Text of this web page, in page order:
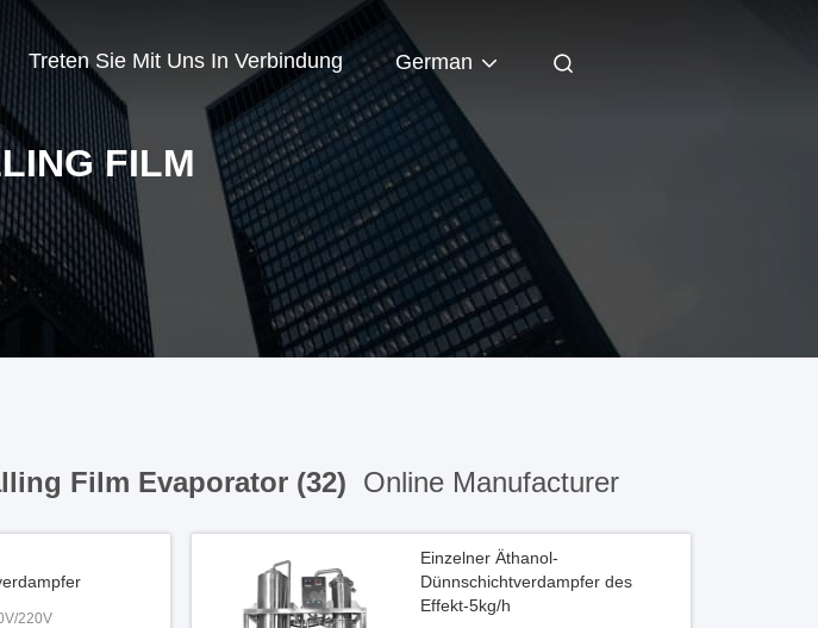
Treten Sie Mit Uns In Verbindung German
FILM
Film Evaporator (32) Online Manufacturer
220V
Einzelner Äthanol-
Dünnschichtverdampfer des
Effekt-5kg/h